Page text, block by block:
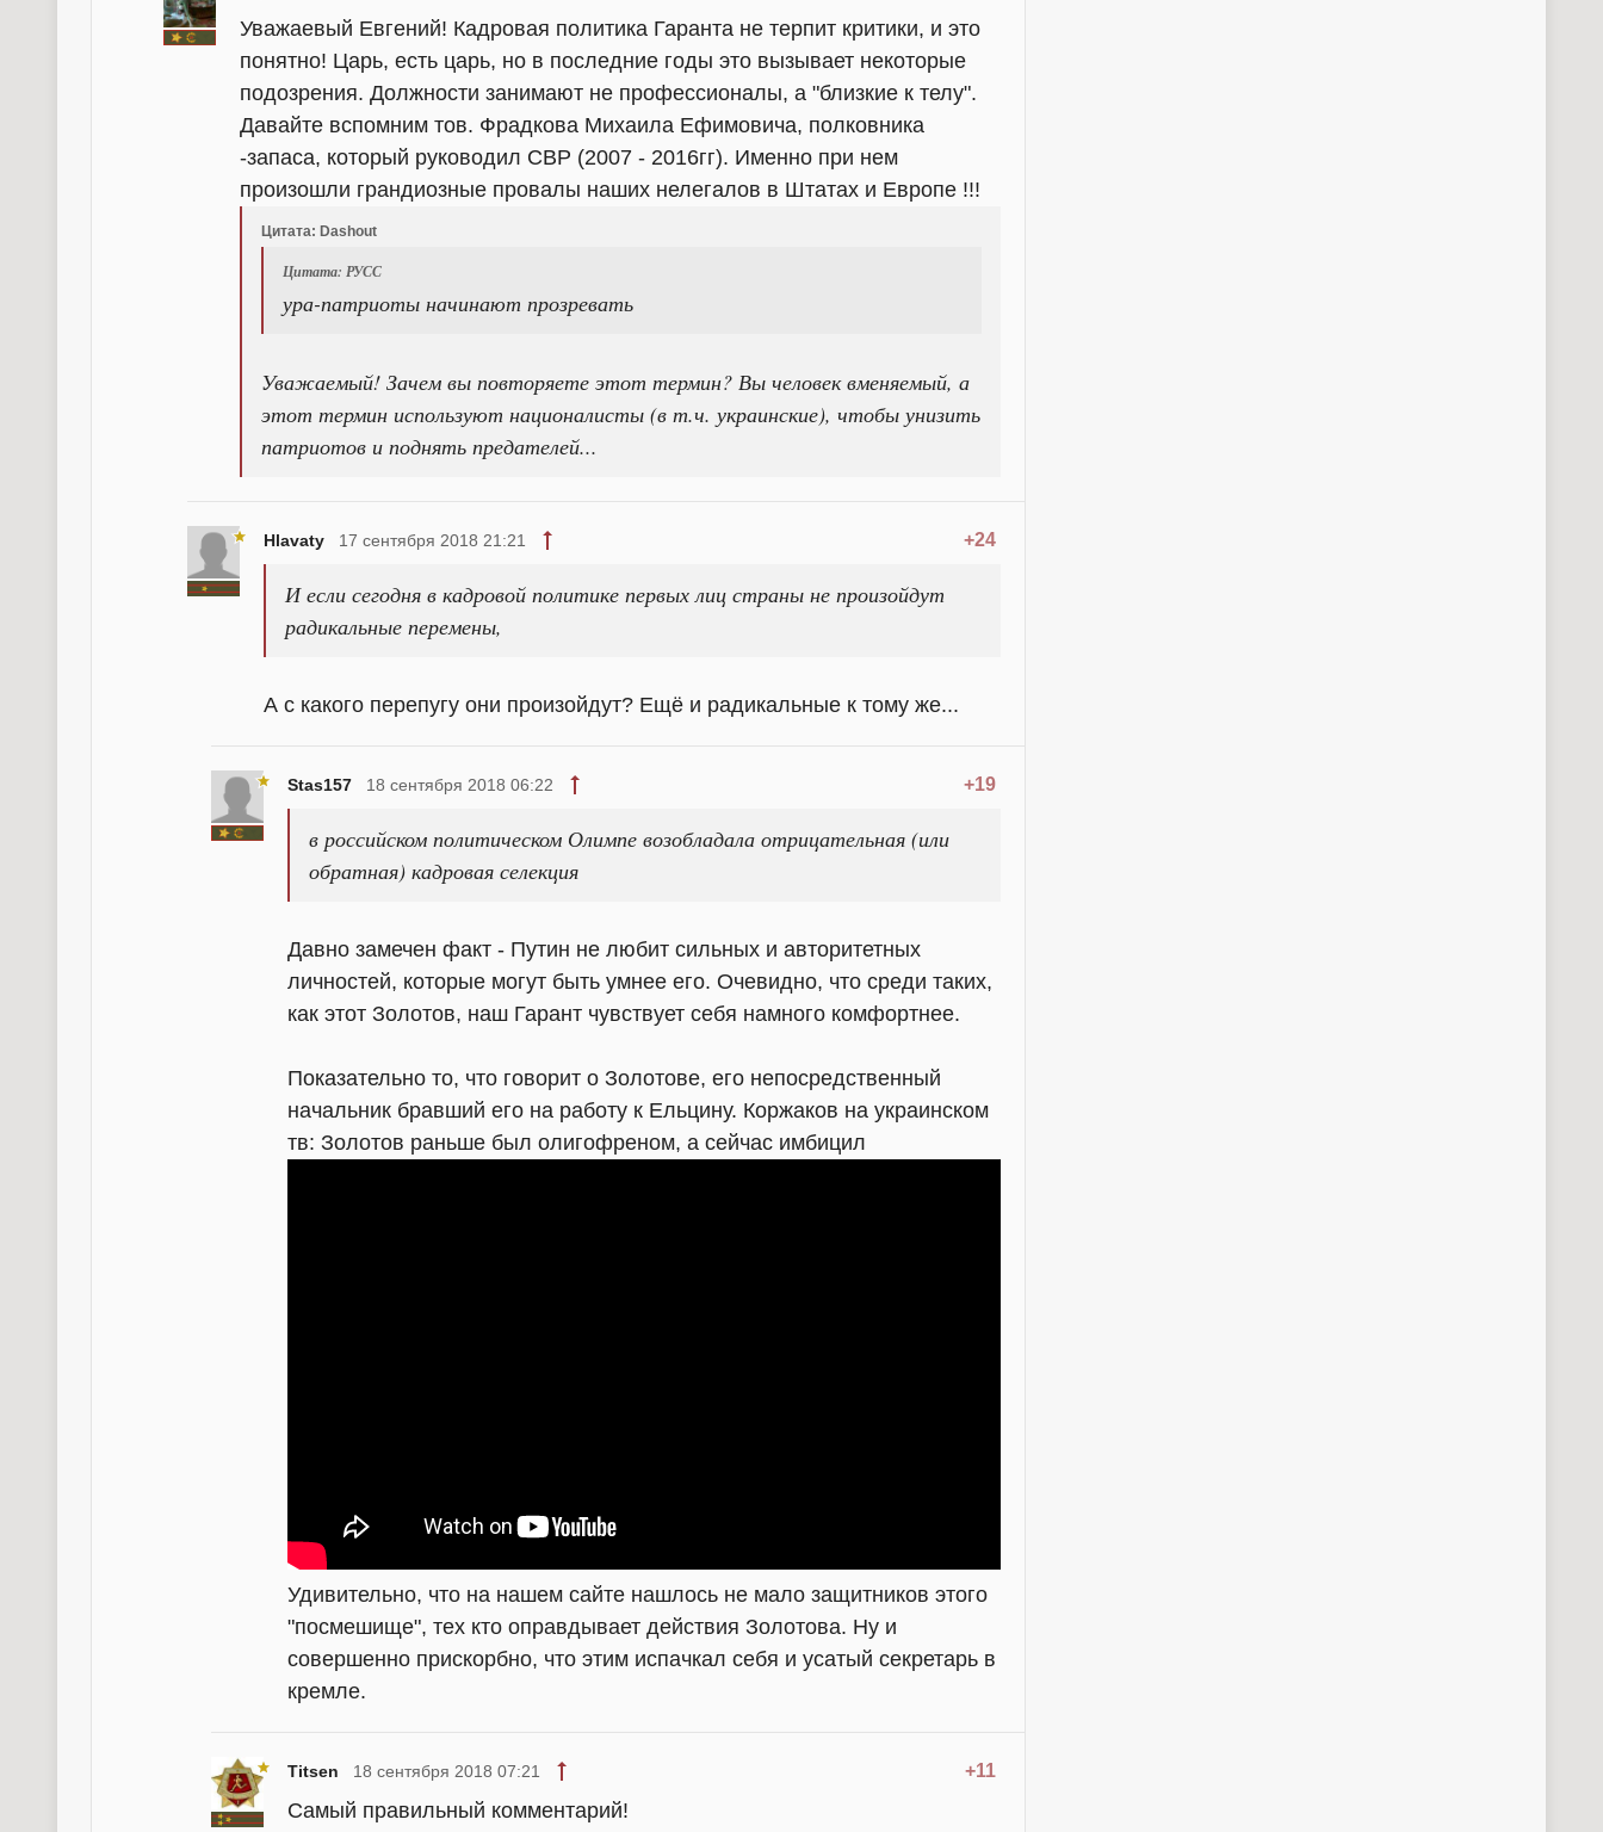
Уважаевый Евгений! Кадровая политика Гаранта не терпит критики, и это
понятно! Царь, есть царь, но в последние годы это вызывает некоторые
подозрения. Должности занимают не профессионалы, а "близкие к телу".
Давайте вспомним тов. Фрадкова Михаила Ефимовича, полковника
-запаса, который руководил СВР (2007 - 2016гг). Именно при нем
произошли грандиозные провалы наших нелегалов в Штатах и Европе !!!
Цитата: Dashout
Цитата: РУСС
ура-патриоты начинают прозревать
Уважаемый! Зачем вы повторяете этот термин? Вы человек вменяемый, а
этот термин используют националисты (в т.ч. украинские), чтобы унизить
патриотов и поднять предателей...
Hlavaty +24
17 сентября 2018 21:21
И если сегодня в кадровой политике первых лиц страны не произойдут
радикальные перемены,
А с какого перепугу они произойдут? Ещё и радикальные к тому же...
Stas157 +19
18 сентября 2018 06:22
в российском политическом Олимпе возобладала отрицательная (или
обратная) кадровая селекция
Давно замечен факт - Путин не любит сильных и авторитетных
личностей, которые могут быть умнее его. Очевидно, что среди таких,
как этот Золотов, наш Гарант чувствует себя намного комфортнее.
Показательно то, что говорит о Золотове, его непосредственный
начальник бравший его на работу к Ельцину. Коржаков на украинском
тв: Золотов раньше был олигофреном, а сейчас имбицил
Удивительно, что на нашем сайте нашлось не мало защитников этого
"посмешище", тех кто оправдывает действия Золотова. Ну и
совершенно прискорбно, что этим испачкал себя и усатый секретарь в
кремле.
Titsen +11
18 сентября 2018 07:21
Самый правильный комментарий!